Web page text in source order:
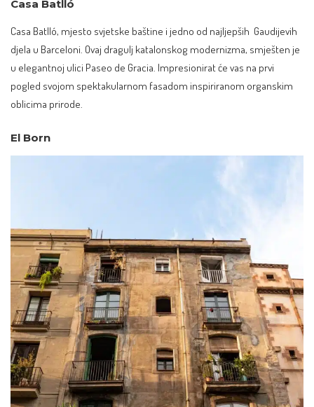
Casa Batlló
Casa Batlló, mjesto svjetske baštine i jedno od najljepših Gaudijevih
djela u Barceloni. Ovaj dragulj katalonskog modernizma, smješten je
u elegantnoj ulici Paseo de Gracia. Impresionirat će vas na prvi
pogled svojom spektakularnom fasadom inspiriranom organskim
oblicima prirode.
El Born